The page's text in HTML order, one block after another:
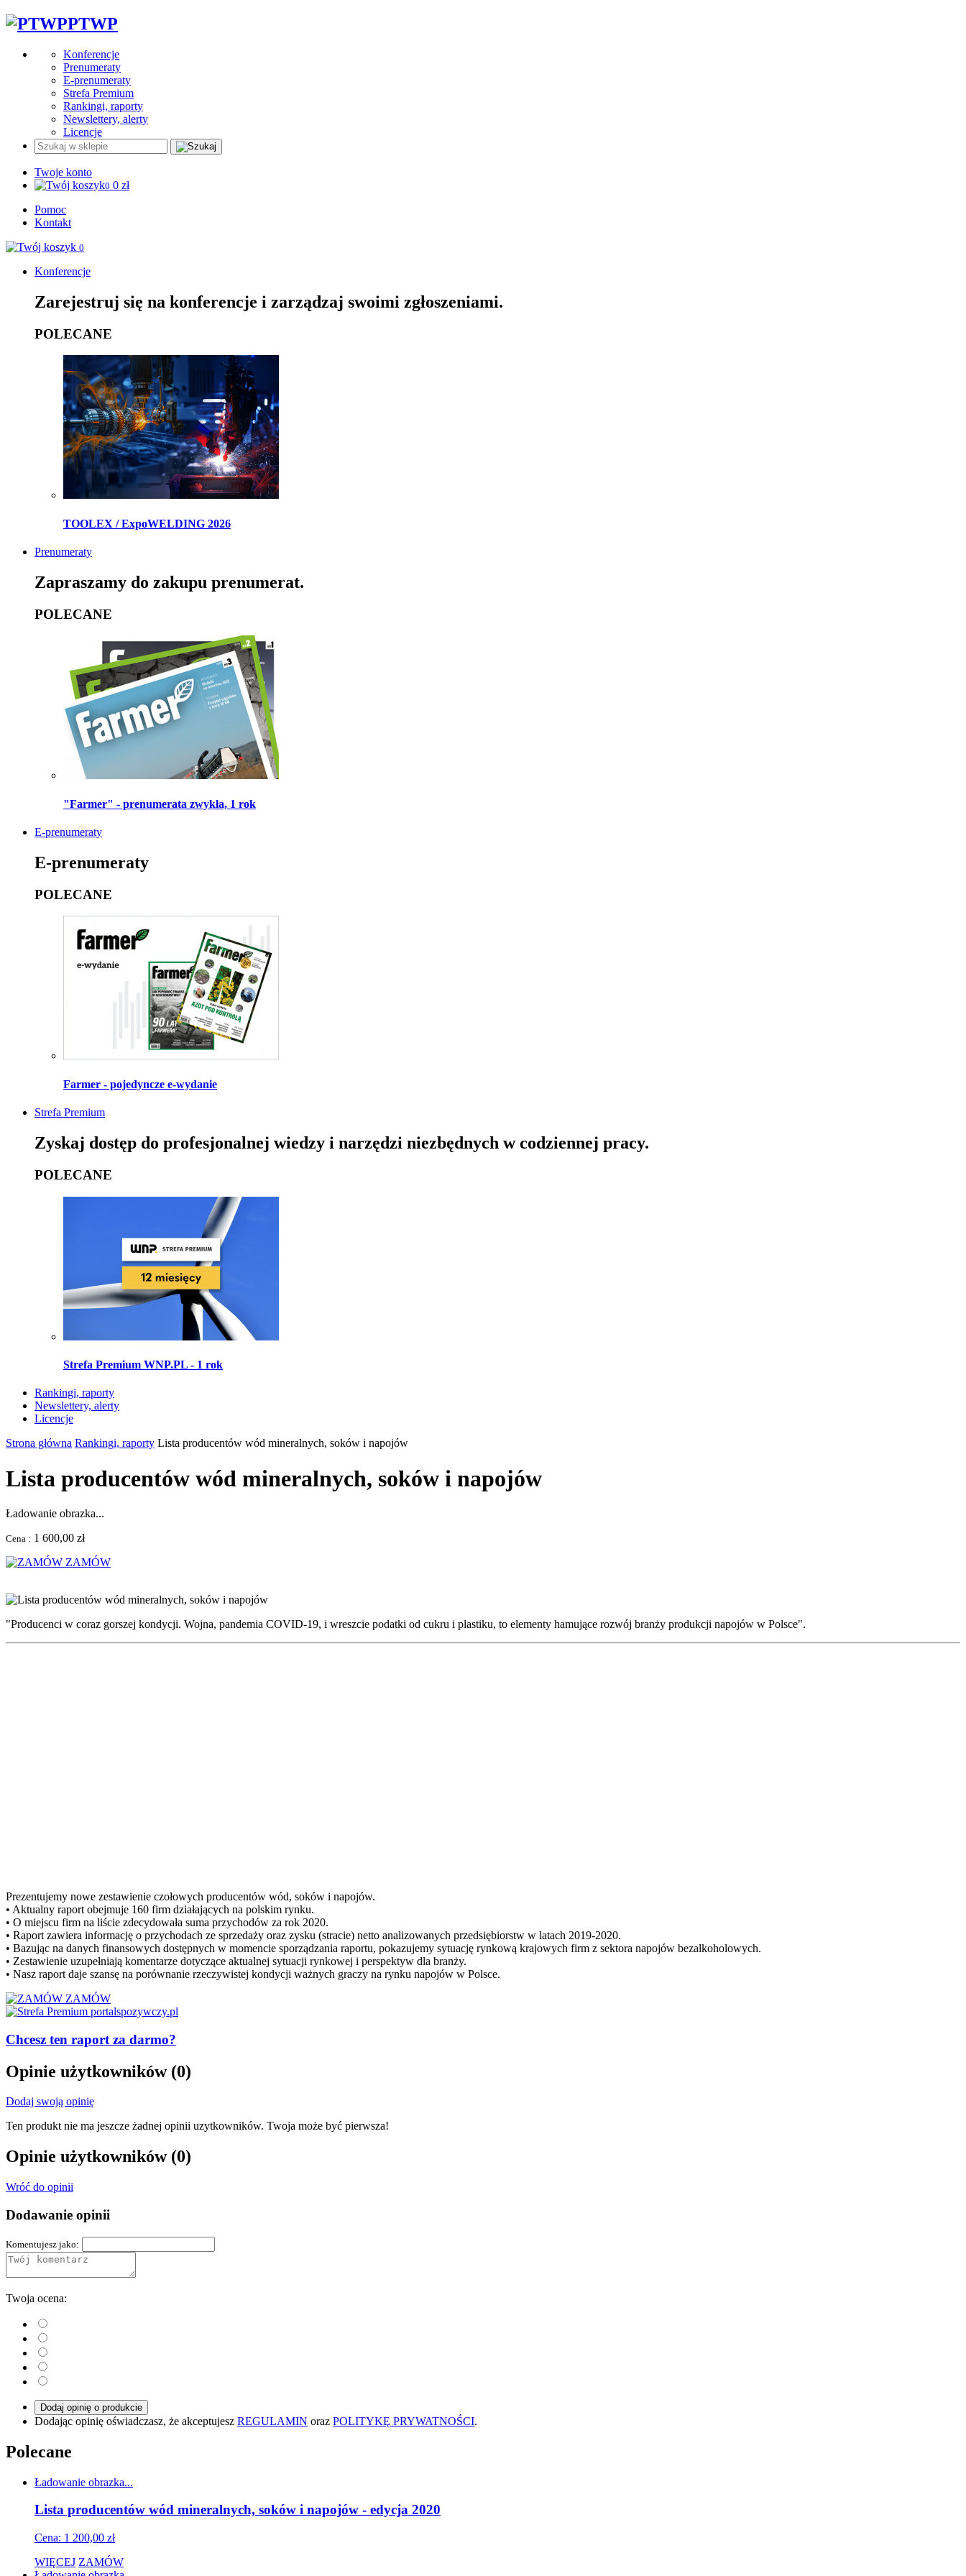
PTWP
Konferencje
Prenumeraty
E-prenumeraty
Strefa Premium
Rankingi, raporty
Newslettery, alerty
Licencje
Twoje konto
0 0 zł
Pomoc
Kontakt
0
Konferencje
Zarejestruj się na konferencje i zarządzaj swoimi zgłoszeniami.
POLECANE
TOOLEX / ExpoWELDING 2026
Prenumeraty
Zapraszamy do zakupu prenumerat.
POLECANE
"Farmer" - prenumerata zwykła, 1 rok
E-prenumeraty
E-prenumeraty
POLECANE
Farmer - pojedyncze e-wydanie
Strefa Premium
Zyskaj dostęp do profesjonalnej wiedzy i narzędzi niezbędnych w codziennej pracy.
POLECANE
Strefa Premium WNP.PL - 1 rok
Rankingi, raporty
Newslettery, alerty
Licencje
Strona główna Rankingi, raporty Lista producentów wód mineralnych, soków i napojów
Lista producentów wód mineralnych, soków i napojów
Ładowanie obrazka...
Cena : 1 600,00 zł
ZAMÓW
"Producenci w coraz gorszej kondycji. Wojna, pandemia COVID-19, i wreszcie podatki od cukru i plastiku, to elementy hamujące rozwój branży produkcji napojów w Polsce".
Prezentujemy nowe zestawienie czołowych producentów wód, soków i napojów.
• Aktualny raport obejmuje 160 firm działających na polskim rynku.
• O miejscu firm na liście zdecydowała suma przychodów za rok 2020.
• Raport zawiera informację o przychodach ze sprzedaży oraz zysku (stracie) netto analizowanych przedsiębiorstw w latach 2019-2020.
• Bazując na danych finansowych dostępnych w momencie sporządzania raportu, pokazujemy sytuację rynkową krajowych firm z sektora napojów bezalkoholowych.
• Zestawienie uzupełniają komentarze dotyczące aktualnej sytuacji rynkowej i perspektyw dla branży.
• Nasz raport daje szansę na porównanie rzeczywistej kondycji ważnych graczy na rynku napojów w Polsce.
ZAMÓW
Chcesz ten raport za darmo?
Opinie użytkowników (0)
Dodaj swoją opinię
Ten produkt nie ma jeszcze żadnej opinii uzytkowników. Twoja może być pierwsza!
Opinie użytkowników (0)
Wróć do opinii
Dodawanie opinii
Komentujesz jako:
Twoja ocena:
Dodaj opinię o produkcie
Dodając opinię oświadczasz, że akceptujesz REGULAMIN oraz POLITYKĘ PRYWATNOŚCI.
Polecane
Ładowanie obrazka...
Lista producentów wód mineralnych, soków i napojów - edycja 2020
Cena: 1 200,00 zł
WIĘCEJ ZAMÓW